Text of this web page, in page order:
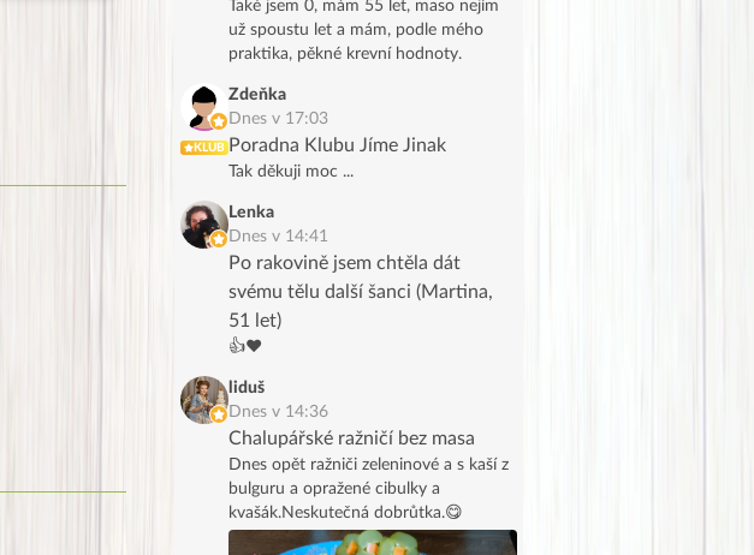
Také jsem 0, mám 55 let, maso nejím
už spoustu let a mám, podle mého
praktika, pěkné krevní hodnoty.
KLUB
Zdeňka
Dnes v 17:03
Poradna Klubu Jíme Jinak
Tak děkuji moc ...
Lenka
Dnes v 14:41
Po rakovině jsem chtěla dát
svému tělu další šanci (Martina,
51 let)
👍❤️
liduš
Dnes v 14:36
Chalupářské ražničí bez masa
Dnes opět ražniči zeleninové a s kaší z
bulguru a opražené cibulky a
kvašák.Neskutečná dobrůtka.😋